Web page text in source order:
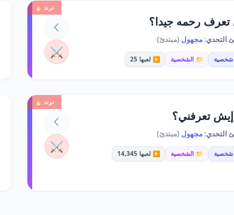
ترند 🔥
رحمه جيدا؟
التحدي:مجهول(مبتدئ)
📁 الشخصية ▶️ لعبها 25 ⚔️
ترند 🔥
تعرفني؟
التحدي:مجهول(مبتدئ)
📁 الشخصية ▶️ لعبها 14,345 ⚔️